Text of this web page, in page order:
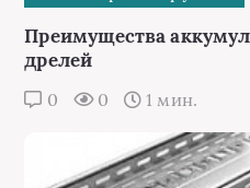
Преимущества
дрелей
0 0 1 мин.